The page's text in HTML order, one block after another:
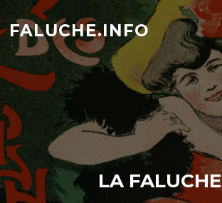
Aller
au
contenu
FALUCHE.INFO
LA FALUCHE